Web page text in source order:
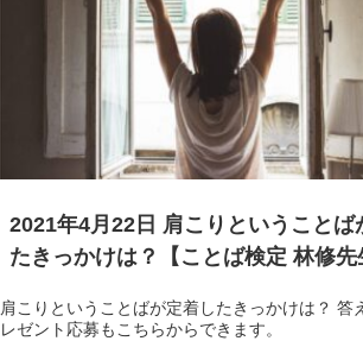
2021年4月22日 肩こりということば
たきっかけは？【ことば検定 林修先
肩こりということばが定着したきっかけは？ 答
レゼント応募もこちらからできます。